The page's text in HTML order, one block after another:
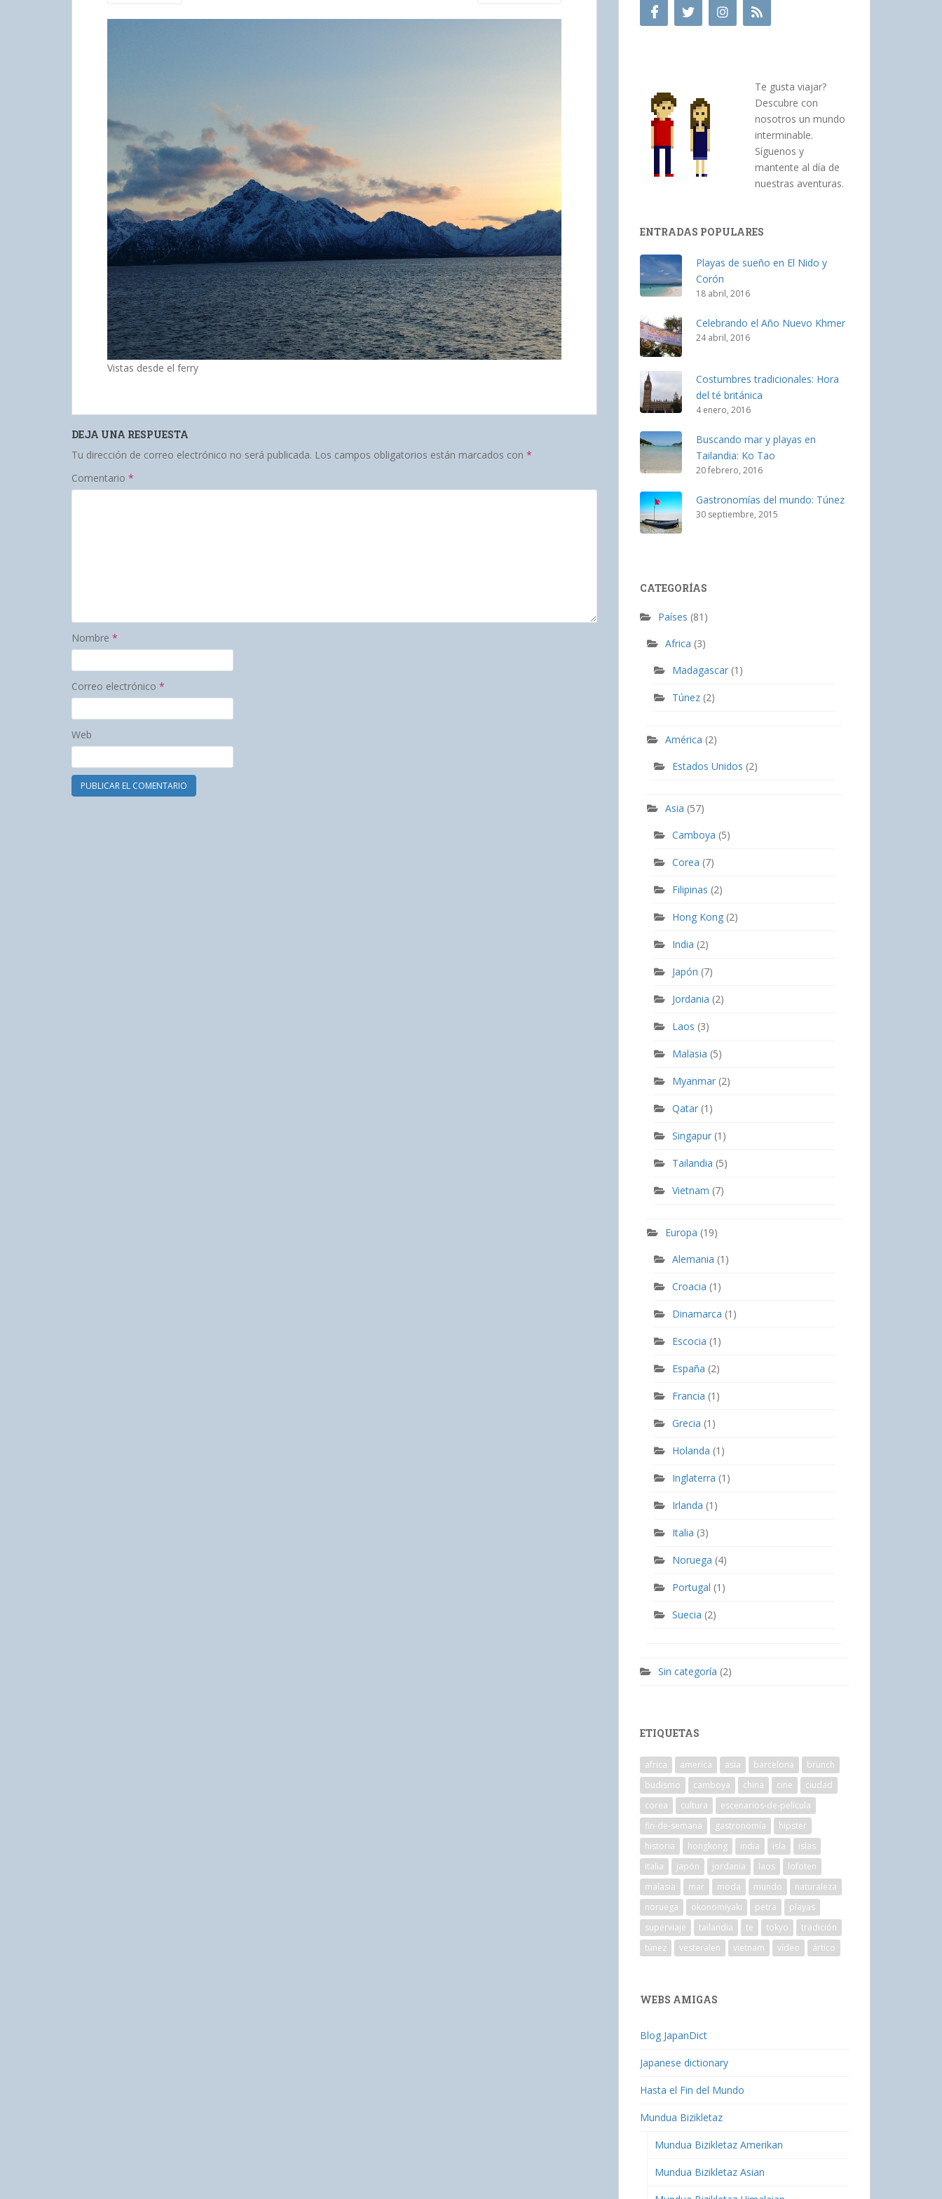
Vistas desde el ferry
DEJA UNA RESPUESTA
Tu dirección de correo electrónico no será publicada. Los campos obligatorios están marcados con *
Comentario *
Nombre *
Correo electrónico *
Web
Te gusta viajar?
Descubre con
nosotros un mundo
interminable.
Síguenos y
mantente al día de
nuestras aventuras.
ENTRADAS POPULARES
Playas de sueño en El Nido y
Corón
18 abril, 2016
Celebrando el Año Nuevo Khmer
24 abril, 2016
Costumbres tradicionales: Hora
del té británica
4 enero, 2016
Buscando mar y playas en
Tailandia: Ko Tao
20 febrero, 2016
Gastronomías del mundo: Túnez
30 septiembre, 2015
CATEGORÍAS
Países (81)
Africa (3)
Madagascar (1)
Túnez (2)
América (2)
Estados Unidos (2)
Asia (57)
Camboya (5)
Corea (7)
Filipinas (2)
Hong Kong (2)
India (2)
Japón (7)
Jordania (2)
Laos (3)
Malasia (5)
Myanmar (2)
Qatar (1)
Singapur (1)
Tailandia (5)
Vietnam (7)
Europa (19)
Alemania (1)
Croacia (1)
Dinamarca (1)
Escocia (1)
España (2)
Francia (1)
Grecia (1)
Holanda (1)
Inglaterra (1)
Irlanda (1)
Italia (3)
Noruega (4)
Portugal (1)
Suecia (2)
Sin categoría (2)
ETIQUETAS
africa america asia barcelona
brunch
budismo
camboya china cine
ciudad
corea
cultura
escenarios-de-película
fin-de-semana
gastronomía
hipster
historia
hongkong india isla
islas
italia
japón jordania laos
lofoten
malasia
mar moda mundo
naturaleza
noruega
okonomiyaki petra
playas
superviaje
tailandia te tokyo
tradición
túnez
vesteralen vietnam vídeo ártico
WEBS AMIGAS
Blog JapanDict
Japanese dictionary
Hasta el Fin del Mundo
Mundua Bizikletaz
Mundua Bizikletaz Amerikan
Mundua Bizikletaz Asian